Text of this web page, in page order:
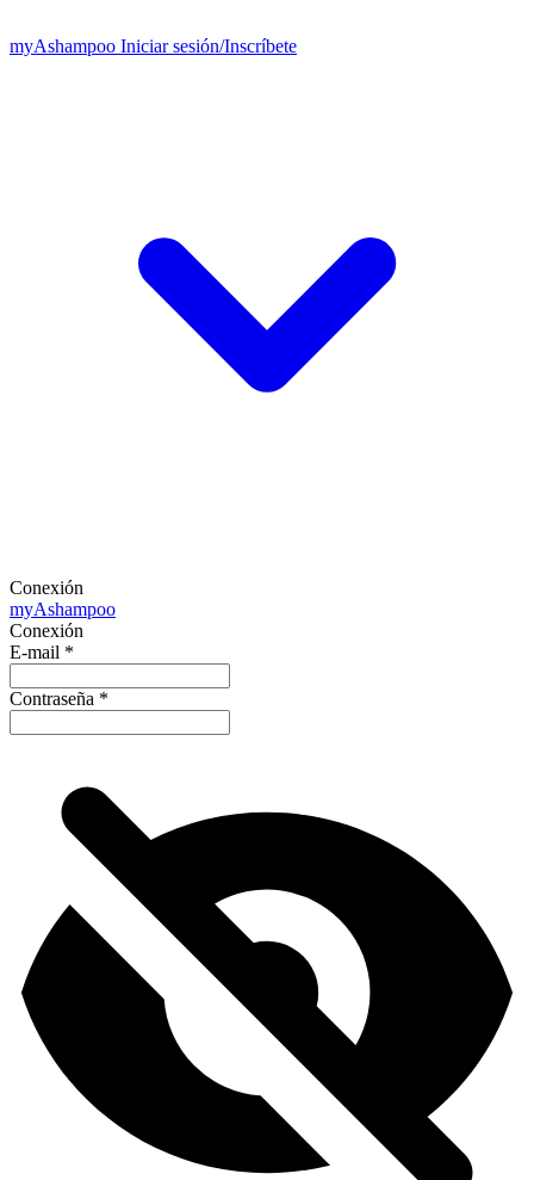
myAshampoo Iniciar sesión/Inscríbete
Conexión
myAshampoo
Conexión
E-mail *
Contraseña *